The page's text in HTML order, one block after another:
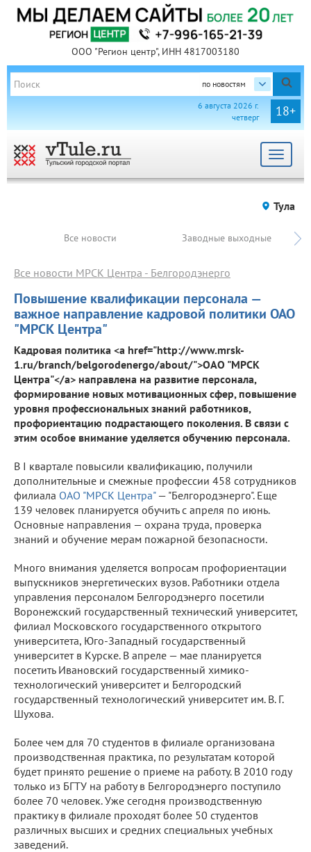
ООО "Регион центр", ИНН 4817003180
по новостям
18+
6 августа 2026 г.
четверг
Toggle
Тула
Все новости Заводные выходные
Повышение квалификации персонала —
важное направление кадровой политики ОАО
"МРСК Центра"
Все новости МРСК Центра - Белгородэнерго
Кадровая политика <a href="http://www.mrsk-
1.ru/branch/belgorodenergo/about/">ОАО "МРСК
Центра"</a> направлена на развитие персонала,
формирование новых мотивационных сфер, повышение
уровня профессиональных знаний работников,
профориентацию подрастающего поколения. В связи с
этим особое внимание уделяется обучению персонала.
В I квартале повысили квалификацию, получили
дополнительные и смежные профессии 458 сотрудников
филиала ОАО "МРСК Центра"— "Белгородэнерго". Еще
139 человек планируется обучить с апреля по июнь.
Основные направления — охрана труда, проверка
знаний и обучение мерам пожарной безопасности.
Много внимания уделяется вопросам профориентации
выпускников энергетических вузов. Работники отдела
управления персоналом Белгородэнерго посетили
Воронежский государственный технический университет,
филиал Московского государственного открытого
университета, Юго-Западный государственный
университет в Курске. В апреле — мае планируется
посетить Ивановский государственный химико-
технологический университет и Белгородский
государственный технологический университет им. В. Г.
Шухова.
Более чем для 70 студентов в филиале организована
производственная практика, по результатам которой
будет принято решение о приеме на работу. В 2010 году
только из БГТУ на работу в Белгородэнерго поступило
более 70 человек. Уже сегодня производственную
практику в филиале проходят более 50 студентов
различных высших и средних специальных учебных
заведений.